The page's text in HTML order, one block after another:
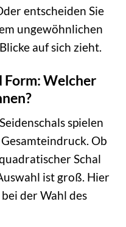
entscheiden Sie
ungewöhnlichen
auf sich zieht.
Form: Welcher
spielen
Ob
Schal
ist groß. Hier
der Wahl des